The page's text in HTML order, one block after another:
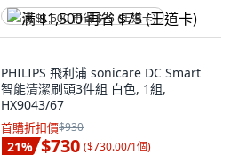
满 $1,500 再省 $75 (王道卡)
PHILIPS 飛利浦 sonicare DC Smart
智能清潔刷頭3件組 白色, 1組,
HX9043/67
首購折扣價$930
21% $730 ($730.00/1個)